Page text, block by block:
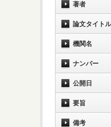
著者
論文タイトル
機関名
ナンバー
公開日
要旨
備考